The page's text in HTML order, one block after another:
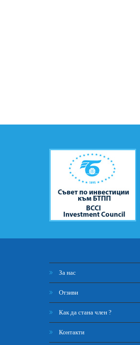
За нас
Отзиви
Как да стана член ?
Контакти